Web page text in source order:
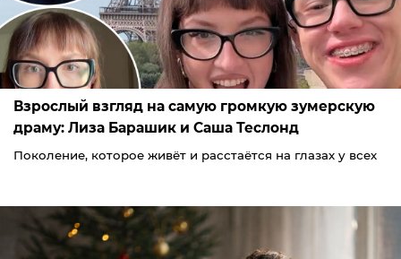
Взрослый взгляд на самую громкую зумерскую
драму: Лиза Барашик и Саша Теслонд
Поколение, которое живёт и расстаётся на глазах у всех